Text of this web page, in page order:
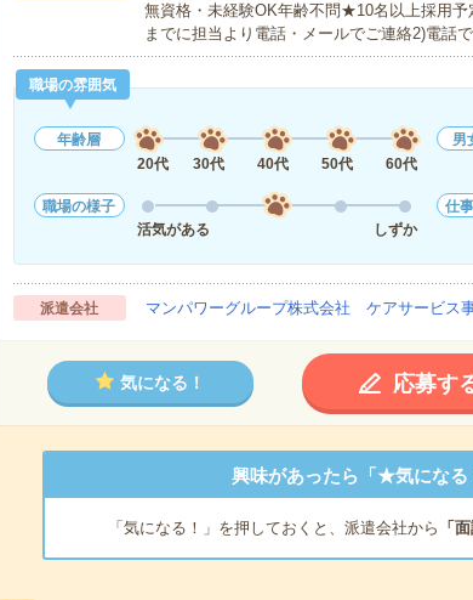
無資格・未経験OK年齢不問★10名以上採用
までに担当より電話・メールでご連絡2)電話
職場の雰囲気
年齢層
20代
30代 40代 50代 60代
男
職場の様子
活気がある
しずか
仕
派遣会社 マンパワーグループ株式会社 ケアサービス
気になる！ 応募す
興味があったら「★気になる
「気になる！」を押しておくと、派遣会社から 「